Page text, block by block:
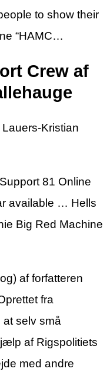
to show their
“HAMC…
Crew af
Kristian
81 Online
available … Hells
Big Red Machine
af forfatteren
fra
selv små
af Rigspolitiets
med andre